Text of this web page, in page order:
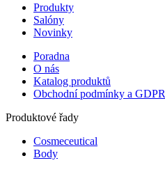
Produkty
Salóny
Novinky
Poradna
O nás
Katalog produktů
Obchodní podmínky a GDPR
Produktové řady
Cosmeceutical
Body